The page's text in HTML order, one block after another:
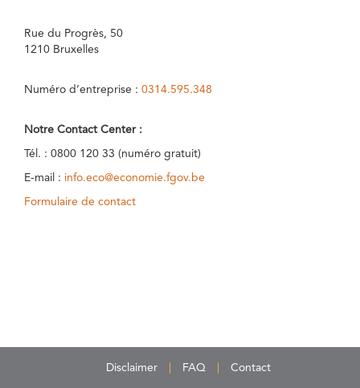
Rue du Progrès, 50
1210 Bruxelles
Numéro d’entreprise : 0314.595.348
Notre Contact Center :
Tél. : 0800 120 33 (numéro gratuit)
E-mail : info.eco@economie.fgov.be
Formulaire de contact
Disclaimer FAQ Contact